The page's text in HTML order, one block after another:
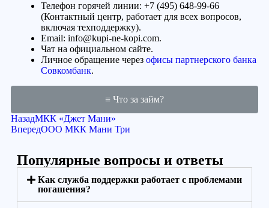
Телефон горячей линии: +7 (495) 648-99-66
(Контактный центр, работает для всех вопросов,
включая техподдержку).
Email: info@kupi-ne-kopi.com.
Чат на официальном сайте.
Личное обращение через офисы партнерского банка
Совкомбанк.
≡ Что за займ?
НазадМКК «Джет Мани»
ВпередООО МКК Мани Три
Популярные вопросы и ответы
Как служба поддержки работает с проблемами
погашения?